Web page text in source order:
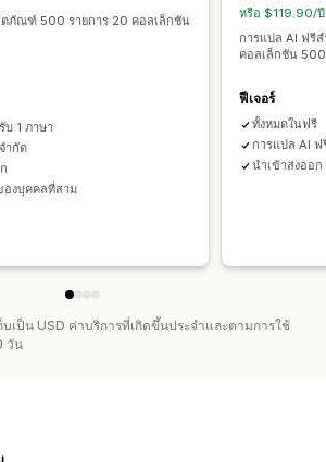
ตัวสลับภาษา
ตภัณฑ์ 500 รายการ 20 คอลเล็กชัน
1 ภาษา
ำกัด
องบุคคลที่สาม
หรือ $119.90/ปี
การแปล AI ฟรี
คอลเล็กชัน
ฟีเจอร์
ทั้งหมดในฟรี
การแปล AI
นำเข้าส่งออก
บเป็น USD ค่าบริการที่เกิดขึ้นประจำและตามการใช้
วัน